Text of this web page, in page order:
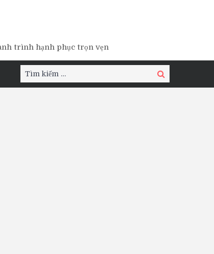
trình hạnh phục trọn vẹn
Tìm
kiếm:
Tìm
kiếm